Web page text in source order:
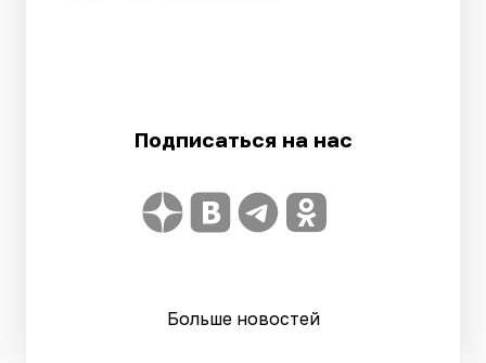
Подписаться на нас
Больше новостей